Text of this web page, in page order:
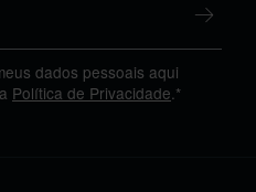
dados pessoais aqui
Política de Privacidade .*